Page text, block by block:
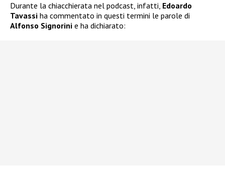
Durante la chiacchierata nel podcast, infatti, Edoardo
Tavassi ha commentato in questi termini le parole di
Alfonso Signorini e ha dichiarato: